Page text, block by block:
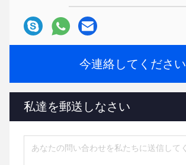
今連絡してください
私達を郵送しなさい